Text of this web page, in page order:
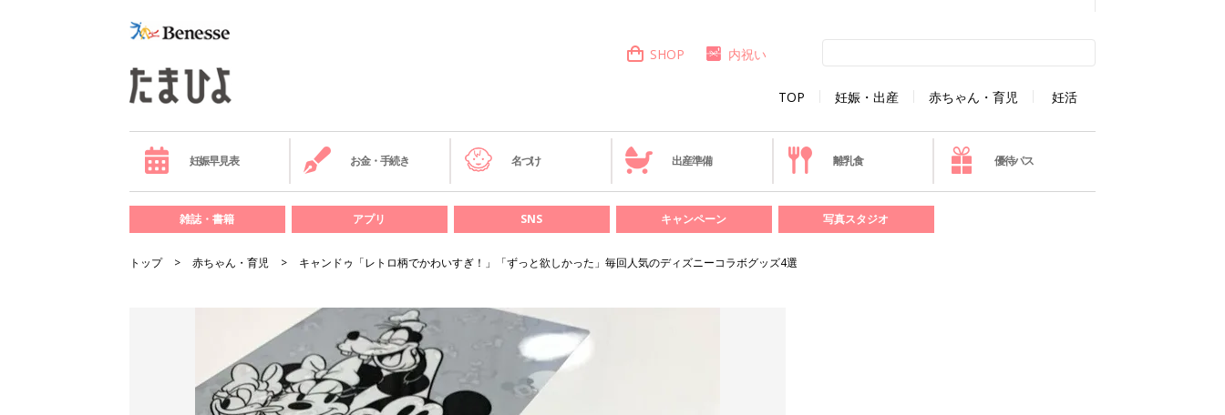
TOP 妊娠・出産 赤ちゃん・育児 妊活
SHOP 内祝い
妊娠早見表 お金・手続き 名づけ 出産準備 離乳食 優待パス
雑誌・書籍 アプリ SNS キャンペーン 写真スタジオ
トップ 赤ちゃん・育児 キャンドゥ「レトロ柄でかわいすぎ！」「ずっと欲しかった」毎回人気のディズニーコラボグッズ4選